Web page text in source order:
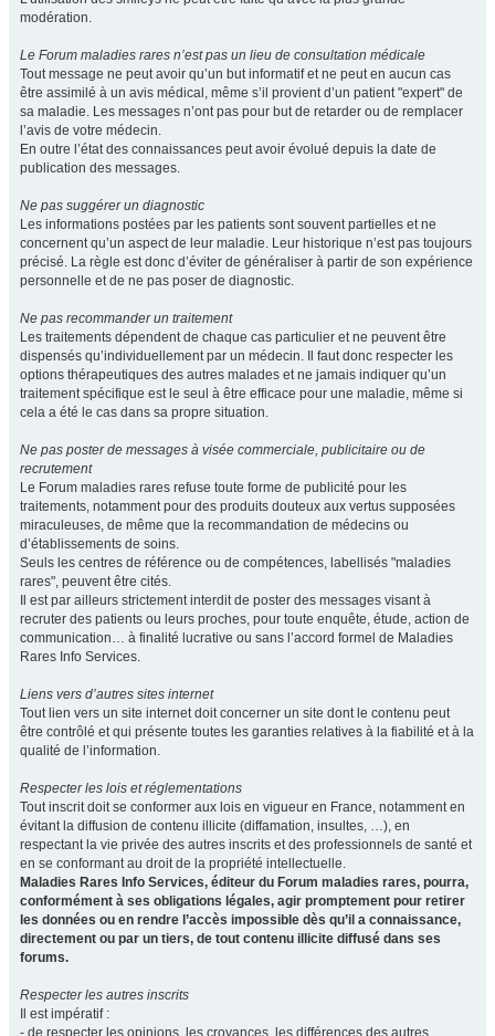
modération.
Le Forum maladies rares n’est pas un lieu de consultation médicale
Tout message ne peut avoir qu’un but informatif et ne peut en aucun cas
être assimilé à un avis médical, même s’il provient d’un patient "expert" de
sa maladie. Les messages n’ont pas pour but de retarder ou de remplacer
l’avis de votre médecin.
En outre l’état des connaissances peut avoir évolué depuis la date de
publication des messages.
Ne pas suggérer un diagnostic
Les informations postées par les patients sont souvent partielles et ne
concernent qu’un aspect de leur maladie. Leur historique n’est pas toujours
précisé. La règle est donc d’éviter de généraliser à partir de son expérience
personnelle et de ne pas poser de diagnostic.
Ne pas recommander un traitement
Les traitements dépendent de chaque cas particulier et ne peuvent être
dispensés qu’individuellement par un médecin. Il faut donc respecter les
options thérapeutiques des autres malades et ne jamais indiquer qu’un
traitement spécifique est le seul à être efficace pour une maladie, même si
cela a été le cas dans sa propre situation.
Ne pas poster de messages à visée commerciale, publicitaire ou de
recrutement
Le Forum maladies rares refuse toute forme de publicité pour les
traitements, notamment pour des produits douteux aux vertus supposées
miraculeuses, de même que la recommandation de médecins ou
d’établissements de soins.
Seuls les centres de référence ou de compétences, labellisés "maladies
rares", peuvent être cités.
Il est par ailleurs strictement interdit de poster des messages visant à
recruter des patients ou leurs proches, pour toute enquête, étude, action de
communication… à finalité lucrative ou sans l’accord formel de Maladies
Rares Info Services.
Liens vers d’autres sites internet
Tout lien vers un site internet doit concerner un site dont le contenu peut
être contrôlé et qui présente toutes les garanties relatives à la fiabilité et à la
qualité de l’information.
Respecter les lois et réglementations
Tout inscrit doit se conformer aux lois en vigueur en France, notamment en
évitant la diffusion de contenu illicite (diffamation, insultes, …), en
respectant la vie privée des autres inscrits et des professionnels de santé et
en se conformant au droit de la propriété intellectuelle.
Maladies Rares Info Services, éditeur du Forum maladies rares, pourra,
conformément à ses obligations légales, agir promptement pour retirer
les données ou en rendre l’accès impossible dès qu’il a connaissance,
directement ou par un tiers, de tout contenu illicite diffusé dans ses
forums.
Respecter les autres inscrits
Il est impératif :
- de respecter les opinions, les croyances, les différences des autres